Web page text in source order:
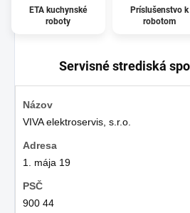
ETA kuchynské
roboty
Príslušenstvo k
robotom
Servisné strediská
VIVA elektroservis, s.r.o.
1. mája 19
900 44